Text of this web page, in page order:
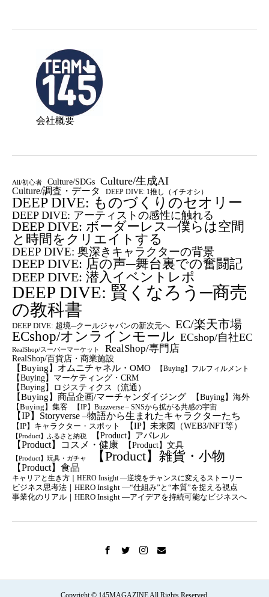
会社概要
All/初心者 Culture/SDGs Culture/生成AI
Culture/調査・データ DEEP DIVE: 1推し（イチオシ）
DEEP DIVE: ものづくりのセオリー
DEEP DIVE: アーティストの感性に触れる
DEEP DIVE: ボーダーレス─僕らは空間
と時間をクリエイトする
DEEP DIVE: 奥深きキャラクターの背景
DEEP DIVE: 店の声─舞台裏での奮闘記
DEEP DIVE: 潜入イベントレポ
DEEP DIVE: 賢くなろう─商売
の教科書
DEEP DIVE: 超境─クールジャパンの新次元へ EC/楽天市場
ECshop/オンラインモール ECshop/自社EC
RealShop/スーパーマーケット RealShop/専門店
RealShop/百貨店・商業施設
【Buying】オムニチャネル・OMO
【Buying】フルフィルメント
【Buying】マーケティング・CRM
【buying】ロジスティクス（流通）
【Buying】商品企画/マーチャンダイジング 【Buying】海外
【Buying】集客 【IP】Buzzverse – SNSから拡がる共感の宇宙
【IP】Storyverse –物語から生まれたキャラクターたち
【IP】キャラクター・スポット 【IP】未来図（WEB3/NFT等）
【Product】ふるさと納税 【Product】アパレル
【Product】コスメ・健康 【Product】文具
【Product】玩具・ガチャ 【Product】雑貨・小物
【Product】食品
キャリアと生き方｜HERO Insight —逆境をチャンスに変えるストーリー
ビジネス思考法｜HERO Insight —“仕組み”と“本質”を捉える視点
事業化のリアル｜HERO Insight —アイデアを持続可能なビジネスへ
Copyright © 145MAGAZINE All Rights Reserved.